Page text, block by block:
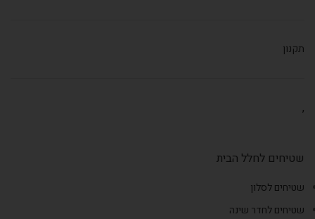
תקנון
,
שטיחים לחלל הבית
שטיחים לסלון
שטיחים לחדר שינה